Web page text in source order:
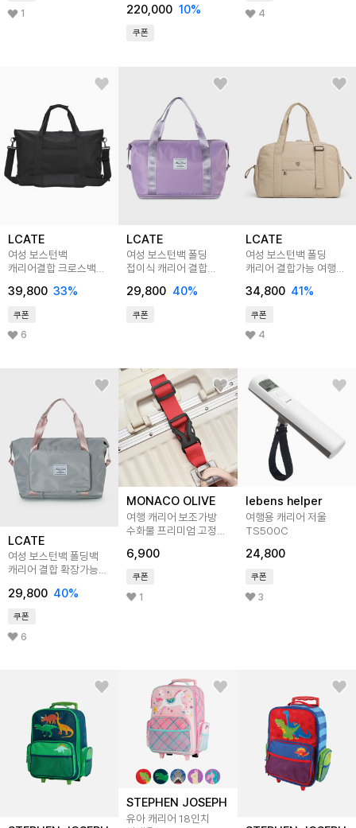
1 220,000 10%
쿠폰
4
LCATE
여성 보스턴백
캐리어결합 크로스백
LDTB003
39,800 33%
쿠폰
6
LCATE
여성 보스턴백 폴딩
접이식 캐리어 결합
가방 LJA136
29,800 40%
쿠폰
LCATE
여성 보스턴백 폴딩
캐리어 결합가능 여행용
34,800 41 %
쿠폰
4
LCATE
여성 보스턴백 폴딩백
캐리어 결합 확장가능
29,800 40%
쿠폰
6
MONACO OLIVE
여행 캐리어 보조가방
수화물 프리미엄 고정
6,900
쿠폰
1
lebens helper
여행용 캐리어 저울
TS500C
24,800
쿠폰
3
STEPHEN JOSEPH
유아 캐리어 18인치